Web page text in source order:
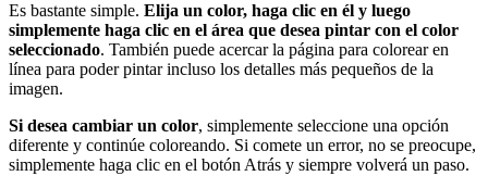
Es bastante simple. Elija un color, haga clic en él y luego
simplemente haga clic en el área que desea pintar con el color
seleccionado. También puede acercar la página para colorear en
línea para poder pintar incluso los detalles más pequeños de la
imagen.
Si desea cambiar un color, simplemente seleccione una opción
diferente y continúe coloreando. Si comete un error, no se preocupe,
simplemente haga clic en el botón Atrás y siempre volverá un paso.